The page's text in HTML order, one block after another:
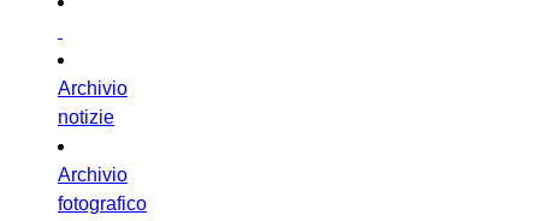
Archivio
notizie
Archivio
fotografico